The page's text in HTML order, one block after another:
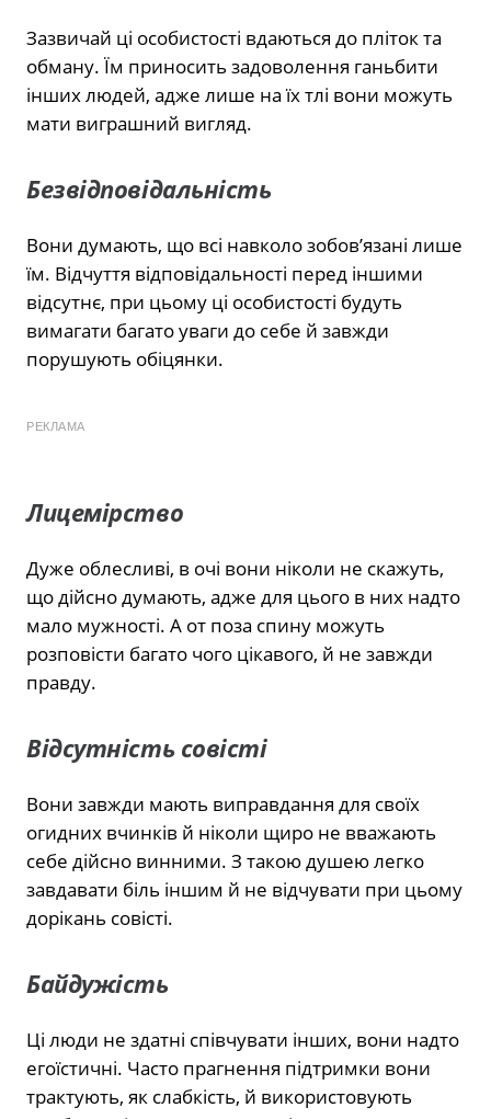
Зазвичай ці особистості вдаються до пліток та
обману. Їм приносить задоволення ганьбити
інших людей, адже лише на їх тлі вони можуть
мати виграшний вигляд.
Безвідповідальність
Вони думають, що всі навколо зобов’язані лише
їм. Відчуття відповідальності перед іншими
відсутнє, при цьому ці особистості будуть
вимагати багато уваги до себе й завжди
порушують обіцянки.
РЕКЛАМА
Лицемірство
Дуже облесливі, в очі вони ніколи не скажуть,
що дійсно думають, адже для цього в них надто
мало мужності. А от поза спину можуть
розповісти багато чого цікавого, й не завжди
правду.
Відсутність совісті
Вони завжди мають виправдання для своїх
огидних вчинків й ніколи щиро не вважають
себе дійсно винними. З такою душею легко
завдавати біль іншим й не відчувати при цьому
дорікань совісті.
Байдужість
Ці люди не здатні співчувати інших, вони надто
егоїстичні. Часто прагнення підтримки вони
трактують, як слабкість, й використовують